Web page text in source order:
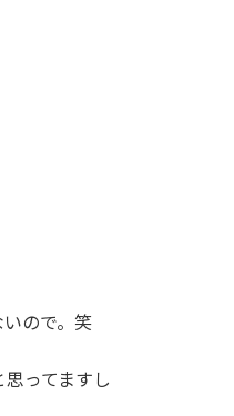
ので。笑
ってますし